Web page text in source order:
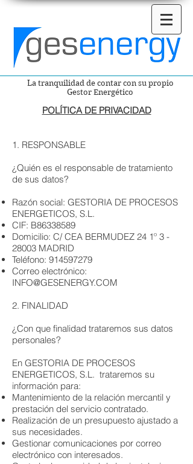
La tranquilidad de contar con su propio
Gestor Energético
POLÍTICA DE PRIVACIDAD
1. RESPONSABLE
¿Quién es el responsable de tratamiento
de sus datos?
Razón social: GESTORIA DE PROCESOS
ENERGETICOS, S.L.
CIF: B86338589
Domicilio: C/ CEA BERMUDEZ 24 1º 3 -
28003 MADRID
Teléfono: 914597279
Correo electrónico:
INFO@GESENERGY.COM
​2. FINALIDAD
¿Con que finalidad trataremos sus datos
personales?
En GESTORIA DE PROCESOS
ENERGETICOS, S.L. trataremos su
información para:
Mantenimiento de la relación mercantil y
prestación del servicio contratado.
Realización de un presupuesto ajustado a
sus necesidades.
Gestionar comunicaciones por correo
electrónico con interesados.